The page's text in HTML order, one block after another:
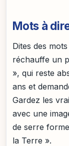
Mots à
Dites des
réchauffe un
», qui reste
ans et
Gardez les
avec une
de serre
la Terre ».